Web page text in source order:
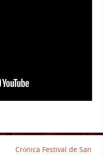
Crónica Festival de San